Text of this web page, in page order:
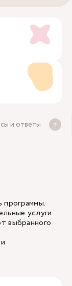
и ответы
услуги
выбранного